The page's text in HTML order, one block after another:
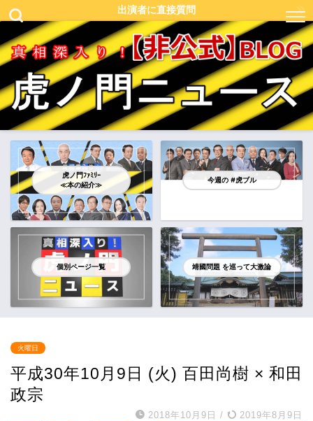
出演者に直接質問
虎ノ門ﾌｧﾐﾘｰ
≪本の紹介≫
今週の #虎ブル
個別ページ一覧 靖國問題 を巡って大激論
火曜日
平成30年10月9日 (火) 百田尚樹 × 和田
政宗
2018年10月9日 / 2019年8月9日